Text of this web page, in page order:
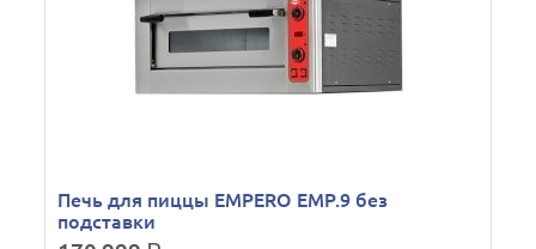
Печь для пиццы EMPERO EMP.9 без
подставки